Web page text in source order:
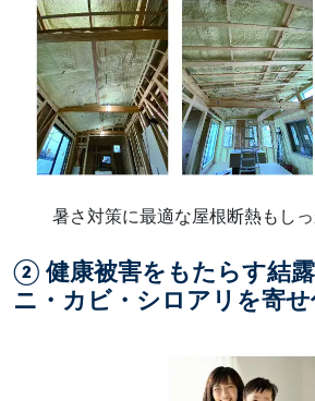
暑さ対策に最適な屋根断熱もしっ
② 健康被害をもたらす結
ニ・カビ・シロアリを寄